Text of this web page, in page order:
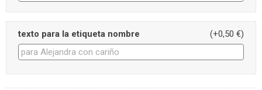
texto para la etiqueta nombre (+0,50 €)